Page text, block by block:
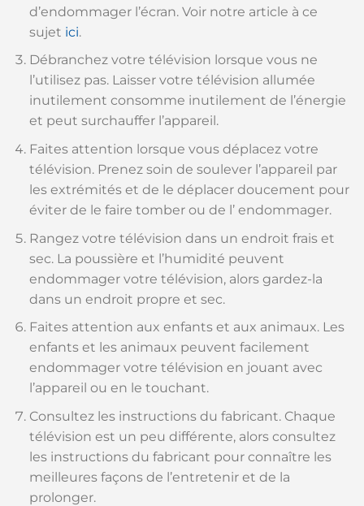
d’endommager l’écran. Voir notre article à ce
sujet ici.
Débranchez votre télévision lorsque vous ne
l’utilisez pas. Laisser votre télévision allumée
inutilement consomme inutilement de l’énergie
et peut surchauffer l’appareil.
Faites attention lorsque vous déplacez votre
télévision. Prenez soin de soulever l’appareil par
les extrémités et de le déplacer doucement pour
éviter de le faire tomber ou de l’ endommager.
Rangez votre télévision dans un endroit frais et
sec. La poussière et l’humidité peuvent
endommager votre télévision, alors gardez-la
dans un endroit propre et sec.
Faites attention aux enfants et aux animaux. Les
enfants et les animaux peuvent facilement
endommager votre télévision en jouant avec
l’appareil ou en le touchant.
Consultez les instructions du fabricant. Chaque
télévision est un peu différente, alors consultez
les instructions du fabricant pour connaître les
meilleures façons de l’entretenir et de la
prolonger.